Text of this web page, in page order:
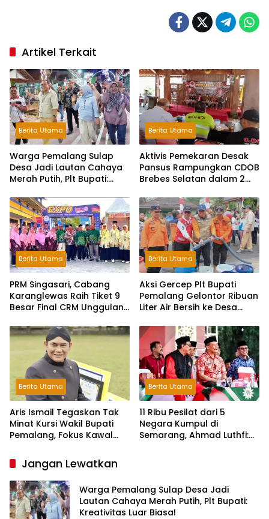
Artikel Terkait
Berita Utama
Warga Pemalang Sulap
Desa Jadi Lautan Cahaya
Merah Putih, Plt Bupati:
Berita Utama
Aktivis Pemekaran Desak
Pansus Rampungkan CDOB
Brebes Selatan dalam 2
Tritura
Berita Utama
PRM Singasari, Cabang
Karanglewas Raih Tiket 9
Besar Final CRM Unggulan
Berita Utama
Aksi Gercep Plt Bupati
Pemalang Gelontor Ribuan
Liter Air Bersih ke Desa
Berita Utama
Aris Ismail Tegaskan Tak
Minat Kursi Wakil Bupati
Pemalang, Fokus Kawal
Berita Utama
11 Ribu Pesilat dari 5
Negara Kumpul di
Semarang, Ahmad Luthfi:
Jangan Lewatkan
Warga Pemalang Sulap Desa Jadi
Lautan Cahaya Merah Putih, Plt Bupati:
Kreativitas Luar Biasa!